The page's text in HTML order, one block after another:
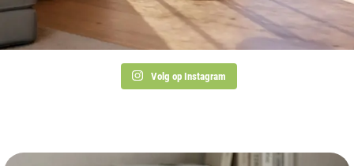
Volg op Instagram